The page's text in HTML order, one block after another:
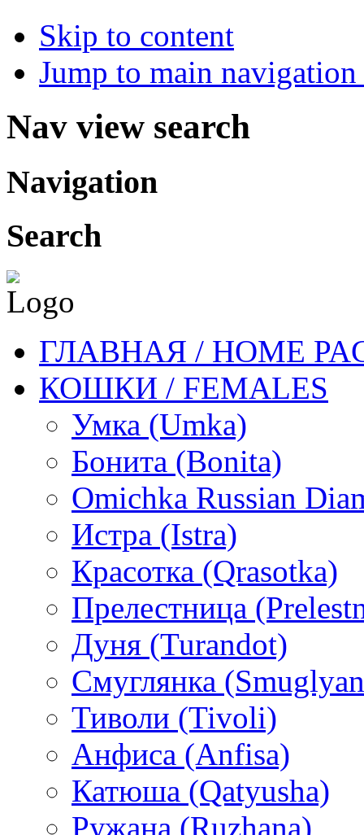
Skip to content
Jump to main
Nav view search
Navigation
Search
ГЛАВНАЯ / HOME
КОШКИ / FEMALES
Умка (Umka)
Бонита (Bonita)
Omichka Russian
Истра (Istra)
Красотка (Qrasotka)
Прелестница
Дуня (Turandot)
Смуглянка
Тиволи (Tivoli)
Анфиса (Anfisa)
Катюша (Qatyusha)
Ружана (Ruzhana)